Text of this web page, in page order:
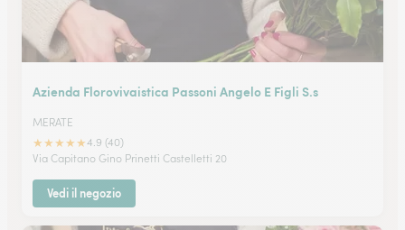
Azienda Florovivaistica Passoni Angelo E Figli S.s
MERATE
★★★★★4.9 (40)
Via Capitano Gino Prinetti Castelletti 20
Vedi il negozio